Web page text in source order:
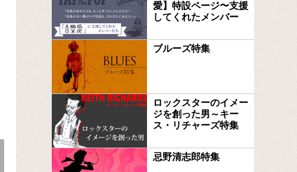
愛】特設ページ〜支援
してくれたメンバー
ブルーズ特集
ロックスターのイメー
ジを創った男～キー
ス・リチャーズ特集
忌野清志郎特集